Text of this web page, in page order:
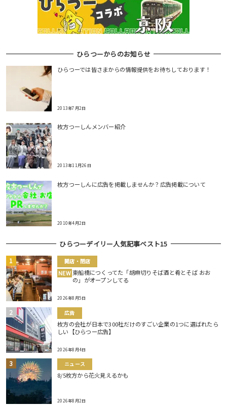
ひらつーからのお知らせ
ひらつーでは皆さまからの情報提供をお待ちしております！
2013年7月2日
枚方つーしんメンバー紹介
2013年11月26日
枚方つーしんに広告を掲載しませんか？広告掲載について
2010年4月2日
ひらつーデイリー人気記事ベスト15
開店・閉店
NEW 東船橋につくってた「胡麻切りそば酒と肴とそば おお
の」がオープンしてる
2026年8月5日
広告
枚方の会社が日本で300社だけのすごい企業の1つに選ばれたら
しい【ひらつー広告】
2026年8月4日
ニュース
8/5枚方から花火見えるかも
2026年8月2日